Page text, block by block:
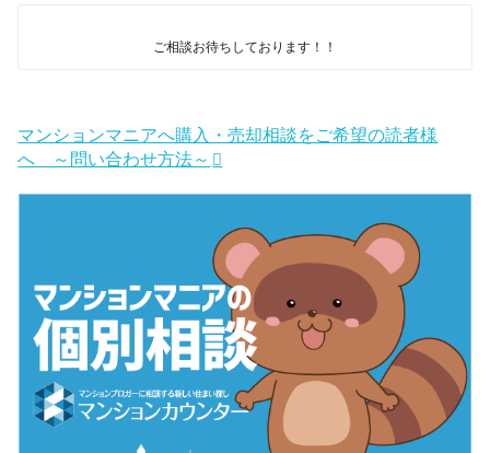
ご相談お待ちしております！！
マンションマニアへ購入・売却相談をご希望の読者様
へ ～問い合わせ方法～